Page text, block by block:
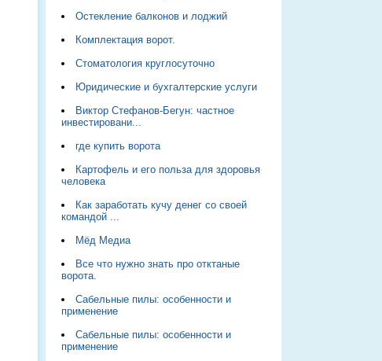
Остекление балконов и лоджий
Комплектация ворот.
Стоматология круглосуточно
Юридические и бухгалтерские услуги
Виктор Стефанов-Бегун: частное
инвестировани...
где купить ворота
Картофель и его польза для здоровья
человека
Как заработать кучу денег со своей
командой ...
Мёд Медиа
Все что нужно знать про отктаные
ворота.
Сабельные пилы: особенности и
применение
Сабельные пилы: особенности и
применение